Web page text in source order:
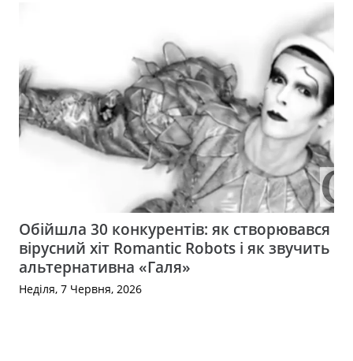
Обійшла 30 конкурентів: як створювався
вірусний хіт Romantic Robots і як звучить
альтернативна «Галя»
Неділя, 7 Червня, 2026